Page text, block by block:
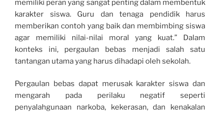
memiliki peran yang sangat penting dalam membentuk
karakter siswa. Guru dan tenaga pendidik harus
memberikan contoh yang baik dan membimbing siswa
agar memiliki nilai-nilai moral yang kuat.” Dalam
konteks ini, pergaulan bebas menjadi salah satu
tantangan utama yang harus dihadapi oleh sekolah.
Pergaulan bebas dapat merusak karakter siswa dan
mengarah pada perilaku negatif seperti
penyalahgunaan narkoba, kekerasan, dan kenakalan